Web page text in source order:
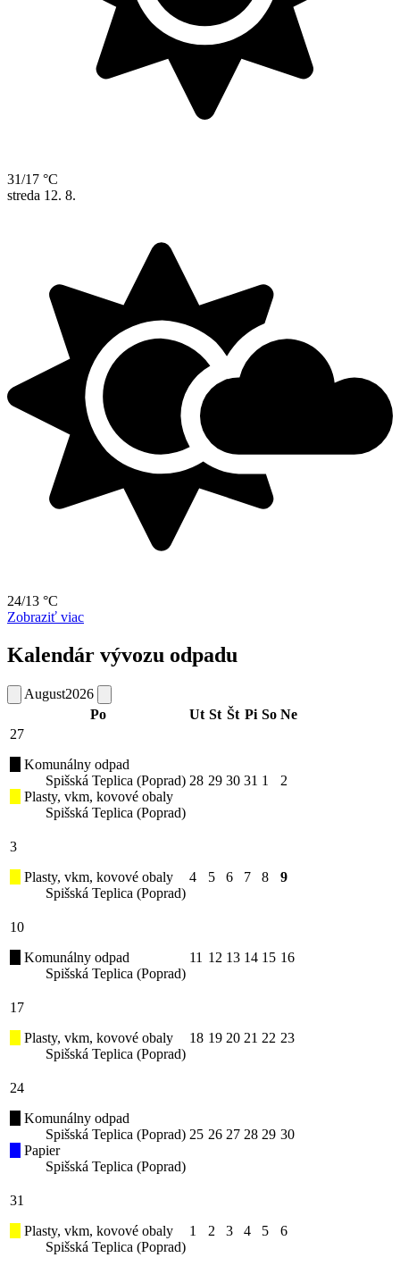
31/17 °C
streda 12. 8.
24/13 °C
Zobraziť viac
Kalendár vývozu odpadu
August2026
Po
Ut St Št Pi So Ne
27
Komunálny odpad
Spišská Teplica (Poprad)
Plasty, vkm, kovové obaly
Spišská Teplica (Poprad)
28 29 30 31 1 2
3
Plasty, vkm, kovové obaly
Spišská Teplica (Poprad)
4 5 6 7 8 9
10
Komunálny odpad
Spišská Teplica (Poprad)
11 12 13 14 15 16
17
Plasty, vkm, kovové obaly
Spišská Teplica (Poprad)
18 19 20 21 22 23
24
Komunálny odpad
Spišská Teplica (Poprad)
Papier
Spišská Teplica (Poprad)
25 26 27 28 29 30
31
Plasty, vkm, kovové obaly
Spišská Teplica (Poprad)
1 2 3 4 5 6